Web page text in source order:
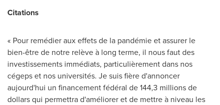
Citations
« Pour remédier aux effets de la pandémie et assurer le
bien-être de notre relève à long terme, il nous faut des
investissements immédiats, particulièrement dans nos
cégeps et nos universités. Je suis fière d'annoncer
aujourd'hui un financement fédéral de 144,3 millions de
dollars qui permettra d'améliorer et de mettre à niveau les